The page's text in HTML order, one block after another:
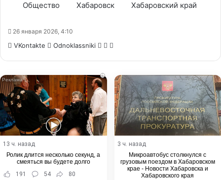
Общество
Хабаровск Хабаровский край
26 января 2026, 4:10
VKontakte Odnoklassniki WhatsApp
Telegram
i
13 ч. назад
Ролик длится несколько секунд, а
смеяться вы будете долго
191
54 80
3 ч. назад
Микроавтобус столкнулся с
грузовым поездом в Хабаровском
крае - Новости Хабаровска и
Хабаровского края